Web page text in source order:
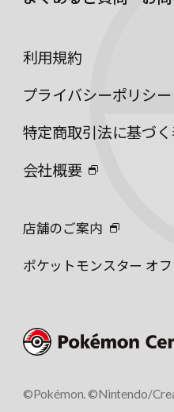
利用規約
プライバシーポリシー
特定商取引法に基づ
会社概要
店舗のご案内
ポケットモンスター オ
©Pokémon. ©Nintendo/